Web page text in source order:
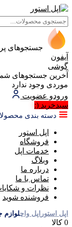
جستجوهای
آیفون
گوشی
آخرین جستجوهای
موردی وجود ندارد
ورودو عضویت
سبد‌خرید (:
دسته بندی
اپل استور
فروشگاه
خدمات اپل
وبلاگ
درباره ما
تماس با ما
نظرات و
فروشنده شوید
اپل استور اپل واچلوازم
0 کالا